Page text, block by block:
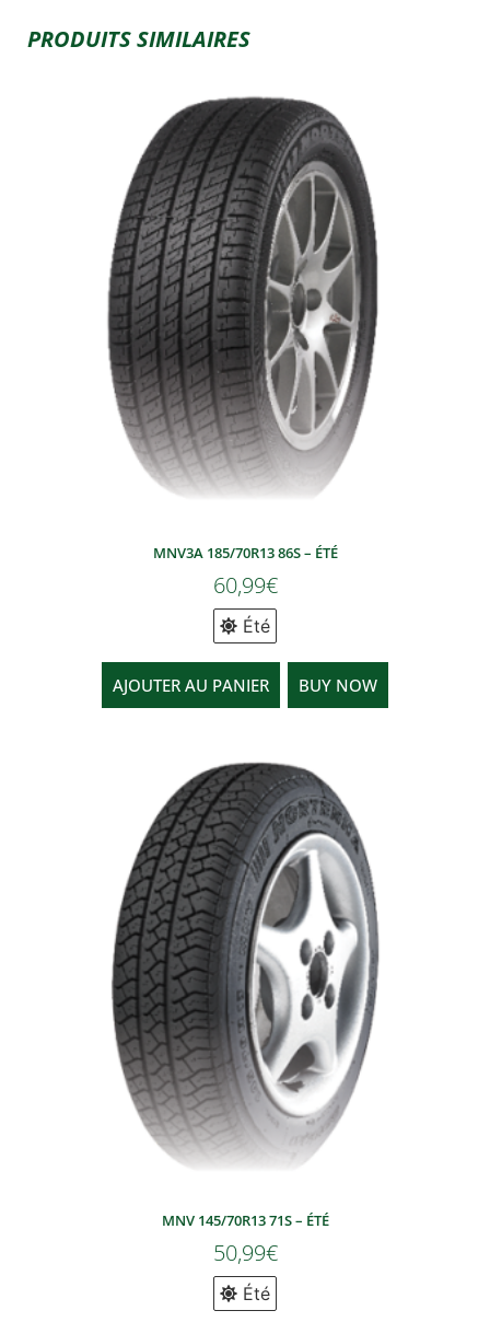
PRODUITS SIMILAIRES
MNV3A 185/70R13 86S – ÉTÉ
60,99€
Été
AJOUTER AU PANIER BUY NOW
MNV 145/70R13 71S – ÉTÉ
50,99€
Été